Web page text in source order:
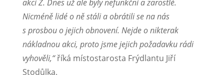
akci Z. Dnes už ale byly nefunkční a zarostlé.
Nicméně lidé o ně stáli a obrátili se na nás
s prosbou o jejich obnovení. Nejde o nikterak
nákladnou akci, proto jsme jejich požadavku rádi
vyhověli,“říká místostarosta Frýdlantu Jiří
Stodůlka.